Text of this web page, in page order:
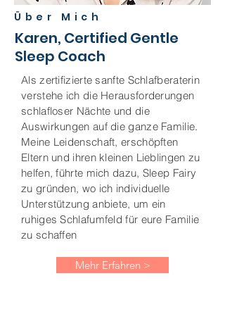
Über Mich
Karen, Certified Gentle
Sleep Coach
Als zertifizierte sanfte Schlafberaterin
verstehe ich die Herausforderungen
schlafloser Nächte und die
Auswirkungen auf die ganze Familie.
Meine Leidenschaft, erschöpften
Eltern und ihren kleinen Lieblingen zu
helfen, führte mich dazu, Sleep Fairy
zu gründen, wo ich individuelle
Unterstützung anbiete, um ein
ruhiges Schlafumfeld für eure Familie
zu schaffen
Mehr Erfahren >